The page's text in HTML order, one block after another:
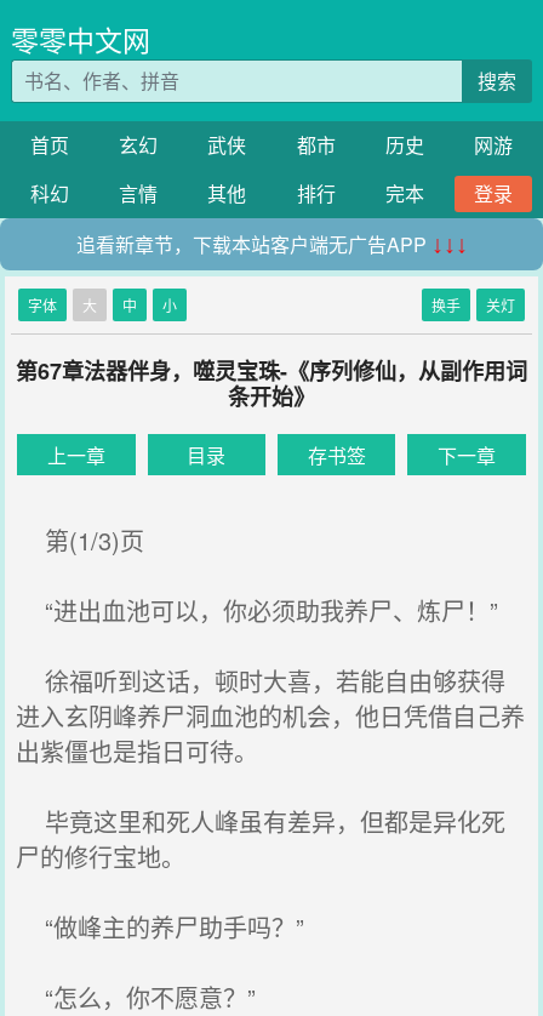
零零中文网
搜索
首页 玄幻 武侠 都市 历史
网游
科幻
言情 其他 排行 完本
登录
追看新章节，下载本站客户端无广告APP ↓↓↓
字体 大 中 小 换手 关灯
第67章法器伴身，噬灵宝珠-《序列修仙，从副作用词
条开始》
上一章 目录 存书签 下一章
第(1/3)页
“进出血池可以，你必须助我养尸、炼尸！”
徐福听到这话，顿时大喜，若能自由够获得
进入玄阴峰养尸洞血池的机会，他日凭借自己养
出紫僵也是指日可待。
毕竟这里和死人峰虽有差异，但都是异化死
尸的修行宝地。
“做峰主的养尸助手吗？”
“怎么，你不愿意？”